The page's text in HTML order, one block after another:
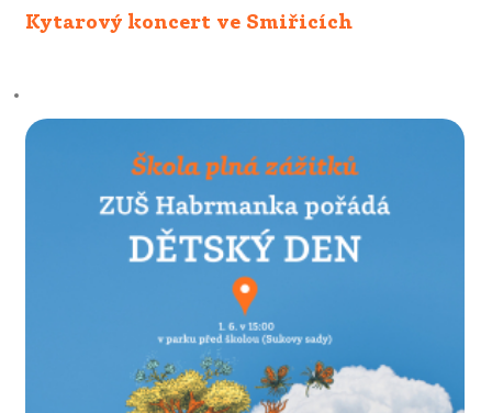
Kytarový koncert ve Smiřicích